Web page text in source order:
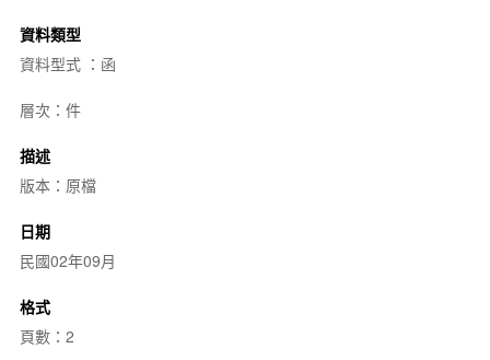
資料類型
資料型式 ：函
層次：件
描述
版本：原檔
日期
民國02年09月
格式
頁數：2